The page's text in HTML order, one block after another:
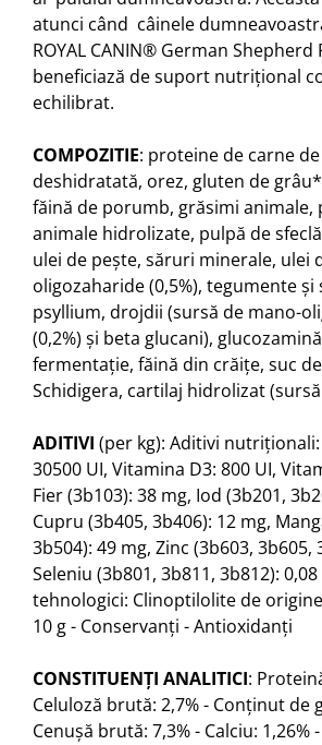
atunci când câinele
ROYAL CANIN® German Shepherd
beneficiază de suport nutrițional
echilibrat.
COMPOZITIE: proteine de carne
deshidratată, orez, gluten de
făină de porumb, grăsimi animale,
animale hidrolizate, pulpă de
ulei de peşte, săruri minerale, ulei
oligozaharide (0,5%), tegumente şi
psyllium, drojdii (sursă de mano-
(0,2%) şi beta glucani),
fermentaţie, făină din crăiţe, suc
Schidigera, cartilaj hidrolizat
ADITIVI (per kg): Aditivi
30500 UI, Vitamina D3: 800 UI,
Fier (3b103): 38 mg, Iod (3b201,
Cupru (3b405, 3b406): 12 mg,
3b504): 49 mg, Zinc (3b603, 3b605,
Seleniu (3b801, 3b811, 3b812):
tehnologici: Clinoptilolite de
10 g - Conservanţi - Antioxidanţi
CONSTITUENŢI ANALITICI:
Celuloză brută: 2,7% - Conţinut de
Cenuşă brută: 7,3% - Calciu: 1,26%